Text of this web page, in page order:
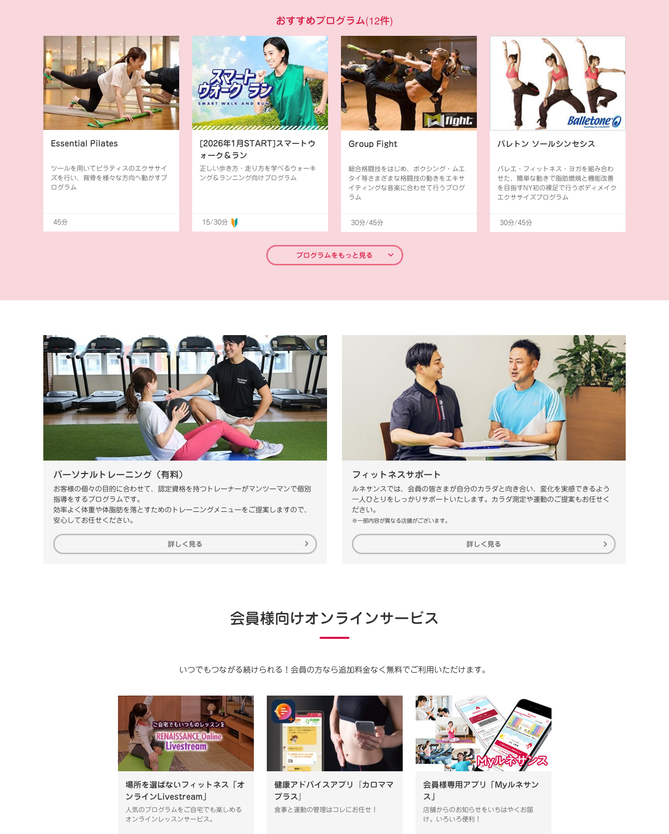
おすすめプログラム(12件)
Essential Pilates
ツールを用いてピラティスのエクササイ
ズを行い、背骨を様々な方向へ動かすプ
ログラム
45分
[2026年1月START]スマートウ
ォーク＆ラン
正しい歩き方・走り方を学べるウォーキ
ング＆ランニング向けプログラム
15/30分
Group Fight
総合格闘技をはじめ、ボクシング・ムエ
タイ等さまざまな格闘技の動きをエキサ
イティングな音楽に合わせて行うプログ
ラム
30分/45分
バレトン ソールシンセシス
バレエ・フィットネス・ヨガを組み合わ
せた、簡単な動きで脂肪燃焼と機能改善
を目指すNY初の裸足で行うボディメイク
エクササイズプログラム
30分/45分
プログラムをもっと見る
パーソナルトレーニング（有料）
お客様の個々の目的に合わせて、認定資格を持つトレーナーがマンツーマンで個別
指導をするプログラムです。
効率よく体重や体脂肪を落とすためのトレーニングメニューをご提案しますので、
安心してお任せください。
詳しく見る
フィットネスサポート
ルネサンスでは、会員の皆さまが自分のカラダと向き合い、変化を実感できるよう
一人ひとりをしっかりサポートいたします。カラダ測定や運動のご提案もお任せく
ださい。
※一部内容が異なる店舗がございます。
詳しく見る
会員様向けオンラインサービス
いつでもつながる続けられる！会員の方なら追加料金なく無料でご利用いただけます。
場所を選ばないフィットネス「オ
ンラインLivestream」
人気のプログラムをご自宅でも楽しめる
オンラインレッスンサービス。
健康アドバイスアプリ『カロママ
プラス』
食事と運動の管理はコレにお任せ！
会員様専用アプリ「Myルネサン
ス」
店舗からのお知らせをいちはやくお届
け。いろいろ便利！